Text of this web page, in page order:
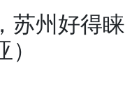
苏州好得